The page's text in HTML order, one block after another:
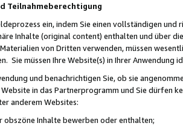
Teilnahmeberechtigung
ein, indem Sie einen vollständigen
Inhalte (original content) enthalten und über
von Dritten verwenden, müssen
Sie müssen Ihre Website(s) in Ihrer Anwendung
und benachrichtigen Sie, ob sie
in das Partnerprogramm und Sie dürfen
anderem Websites:
obszöne Inhalte bewerben oder enthalten;